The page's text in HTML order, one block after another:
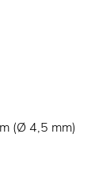
(Ø 4,5 mm)